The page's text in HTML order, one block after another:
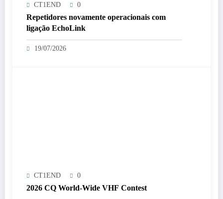
CT1END 0
Repetidores novamente operacionais com
ligação EchoLink
19/07/2026
CT1END 0
2026 CQ World-Wide VHF Contest